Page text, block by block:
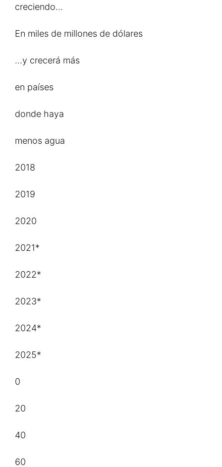
creciendo…
En miles de millones de dólares
…y crecerá más
en países
donde haya
menos agua
2018
2019
2020
2021*
2022*
2023*
2024*
2025*
0
20
40
60